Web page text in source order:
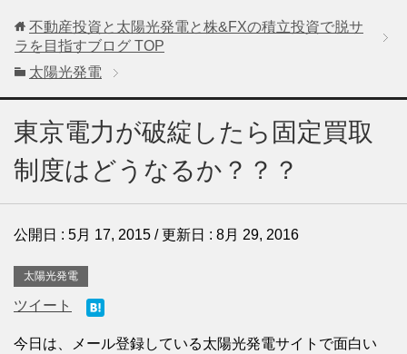
不動産投資と太陽光発電と株&FXの積立投資で脱サ
ラを目指すブログ TOP
太陽光発電
東京電力が破綻したら固定買取
制度はどうなるか？？？
公開日 : 5月 17, 2015 / 更新日 : 8月 29, 2016
太陽光発電
ツイート
今日は、メール登録している太陽光発電サイトで面白い